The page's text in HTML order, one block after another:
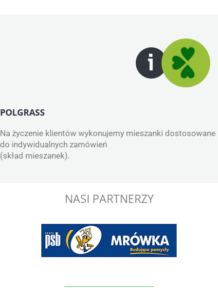
POLGRASS
Na życzenie klientów wykonujemy mieszanki dostosowane
do indywidualnych zamówień
(skład mieszanek).
NASI PARTNERZY